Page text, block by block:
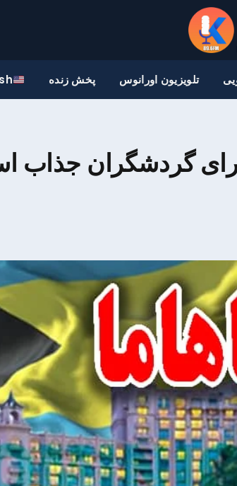
تلویزیون اورانوس پخش زنده
گردشگران جذاب